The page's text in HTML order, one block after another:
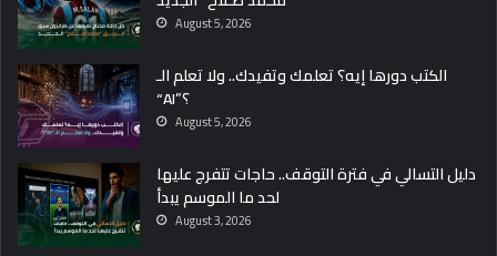
August 5, 2026
الكتب دورها إيه؟ تعلمك وتفيدك.. ولا تعلم الـ
“AI”؟
August 5, 2026
دليل التسالي في فترة التوقف.. حاجات تتفرج عليها
لحد ما الموسم يبدأ
August 3, 2026